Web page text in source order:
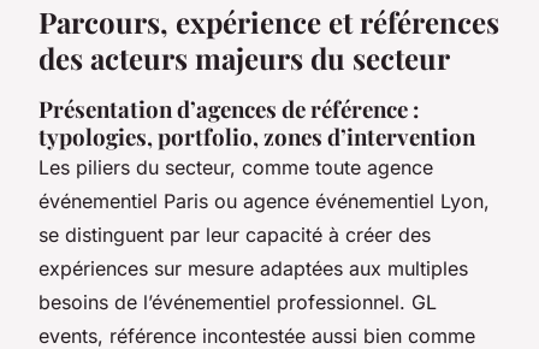
Parcours, expérience et références
des acteurs majeurs du secteur
Présentation d’agences de référence :
typologies, portfolio, zones d’intervention
Les piliers du secteur, comme toute agence
événementiel Paris ou agence événementiel Lyon,
se distinguent par leur capacité à créer des
expériences sur mesure adaptées aux multiples
besoins de l’événementiel professionnel. GL
events, référence incontestée aussi bien comme